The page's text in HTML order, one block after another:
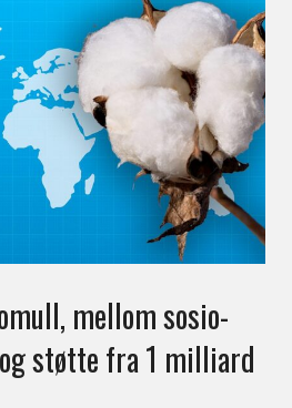
mellom sosio-
støtte fra 1 milliard